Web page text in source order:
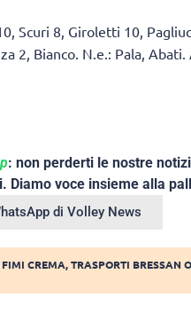
Scuri 8, Giroletti 10,
2, Bianco. N.e.: Pala,
: non perderti le nostre
Diamo voce insieme alla
di Volley News
FIMI CREMA,TRASPORTI BRESSAN